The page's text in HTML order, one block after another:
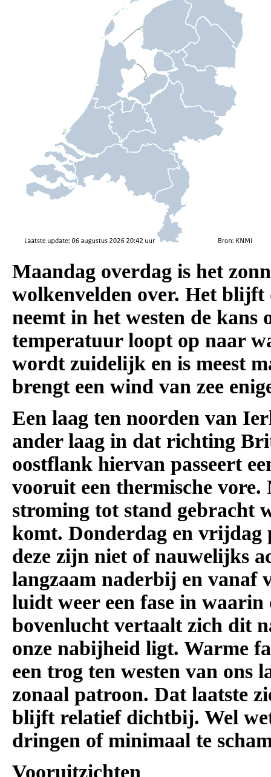
Maandag overdag is het
wolkenvelden over. Het blijft
neemt in het westen de kans
temperatuur loopt op naar
wordt zuidelijk en is meest
brengt een wind van zee
Een laag ten noorden van
ander laag in dat richting
oostflank hiervan passeert
vooruit een thermische vore.
stroming tot stand gebracht
komt. Donderdag en vrijdag
deze zijn niet of nauwelijks
langzaam naderbij en vanaf
luidt weer een fase in
bovenlucht vertaalt zich dit
onze nabijheid ligt. Warme
een trog ten westen van ons
zonaal patroon. Dat laatste
blijft relatief dichtbij. Wel
dringen of minimaal te
Vooruitzichten